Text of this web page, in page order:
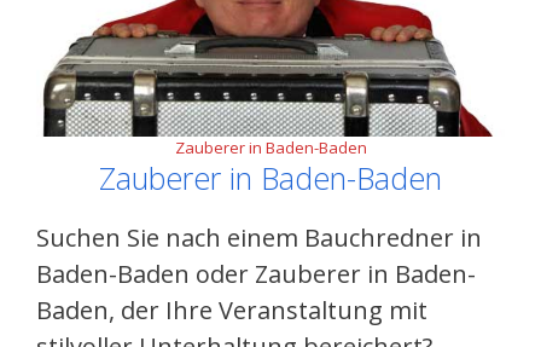
Zauberer in Baden-Baden
Zauberer in Baden-Baden
Suchen Sie nach einem Bauchredner in
Baden-Baden oder Zauberer in Baden-
Baden, der Ihre Veranstaltung mit